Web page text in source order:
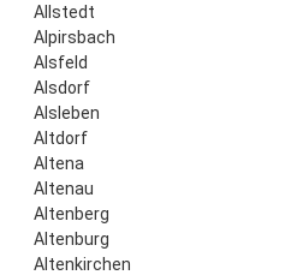
Allstedt
Alpirsbach
Alsfeld
Alsdorf
Alsleben
Altdorf
Altena
Altenau
Altenberg
Altenburg
Altenkirchen